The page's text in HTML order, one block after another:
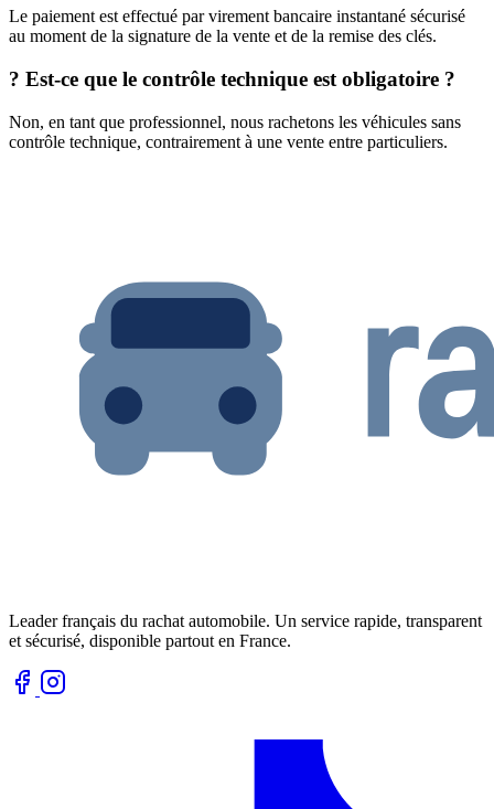
Le paiement est effectué par virement bancaire instantané sécurisé
au moment de la signature de la vente et de la remise des clés.
? Est-ce que le contrôle technique est obligatoire ?
Non, en tant que professionnel, nous rachetons les véhicules sans
contrôle technique, contrairement à une vente entre particuliers.
Leader français du rachat automobile. Un service rapide, transparent
et sécurisé, disponible partout en France.